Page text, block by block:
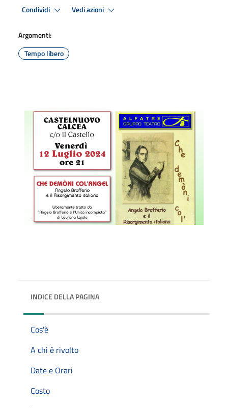
Condividi Vedi azioni
Argomenti:
Tempo libero
INDICE DELLA PAGINA
Cos'è
A chi è rivolto
Date e Orari
Costo